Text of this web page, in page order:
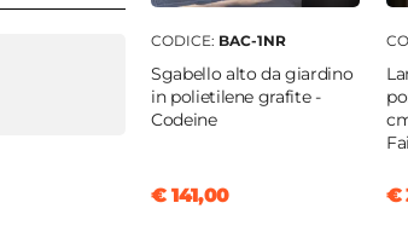
CODICE: BAC-1NR
Sgabello alto da giardino
in polietilene grafite -
Codeine
€ 141,00 €